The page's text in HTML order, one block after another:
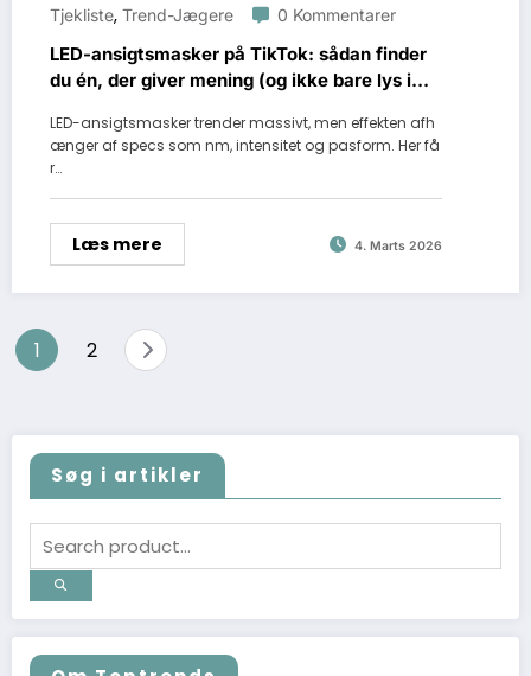
Tjekliste, Trend-Jægere 0 Kommentarer
LED-ansigtsmasker på TikTok: sådan finder
du én, der giver mening (og ikke bare lys i
LED-ansigtsmasker trender massivt, men effekten afh
ænger af specs som nm, intensitet og pasform. Her få
r…
Læs mere 4. Marts 2026
Indlægsinddeling
1 2
Søg i artikler